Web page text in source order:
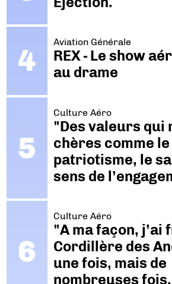
Aviation Générale
REX - Le show
au drame
Culture Aéro
"Des valeurs qui
chères comme
patriotisme, le
sens de
Culture Aéro
"A ma façon, j’ai
Cordillère des
une fois, mais de
nombreuses